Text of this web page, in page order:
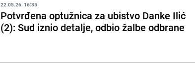
22.05.26. 16:35
Potvrđena optužnica za ubistvo Danke Ilić
(2): Sud iznio detalje, odbio žalbe odbrane